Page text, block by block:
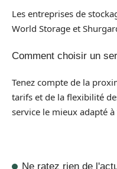
Les entreprises de
World Storage et
Comment choisir un
Tenez compte de la
tarifs et de la flexibilité
service le mieux adapté
Ne ratez rien de